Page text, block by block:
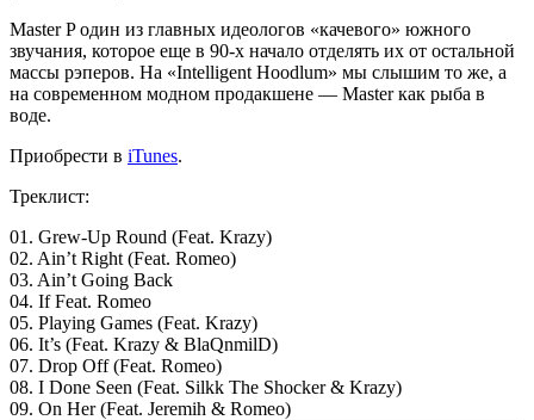
Master Pодин из главных идеологов «качевого» южного
звучания, которое еще в 90-х начало отделять их от остальной
массы рэперов. На «Intelligent Hoodlum» мы слышим то же, а
на современном модном продакшене — Masterкак рыба в
воде.
Приобрести в iTunes.
Треклист:
01. Grew-Up Round (Feat. Krazy)
02. Ain’t Right (Feat. Romeo)
03. Ain’t Going Back
04. If Feat. Romeo
05. Playing Games (Feat. Krazy)
06. It’s (Feat. Krazy & BlaQnmilD)
07. Drop Off (Feat. Romeo)
08. I Done Seen (Feat. Silkk The Shocker & Krazy)
09. On Her (Feat. Jeremih & Romeo)